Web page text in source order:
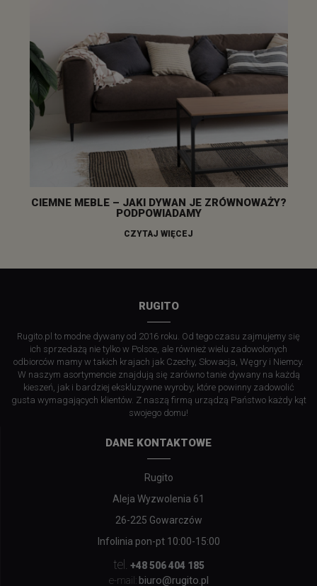
CIEMNE MEBLE – JAKI DYWAN JE ZRÓWNOWAŻY?
PODPOWIADAMY
CZYTAJ WIĘCEJ
RUGITO
Rugito.pl to modne dywany od 2016 roku. Od tego czasu zajmujemy się
ich sprzedażą nie tylko w Polsce, ale również wielu zadowolonych
odbiorców mamy w takich krajach jak Czechy, Słowacja, Węgry i Niemcy.
W naszym asortymencie znajdują się zarówno tanie dywany na każdą
kieszeń, jak i bardziej ekskluzywne wyroby, które powinny zadowolić
gusta wymagających klientów. Z naszą firmą urządzą Państwo każdy kąt
swojego domu!
DANE KONTAKTOWE
Rugito
Aleja Wyzwolenia 61
26-225 Gowarczów
Infolinia pon-pt 10:00-15:00
tel.
+48 506 404 185
e-mail: biuro@rugito.pl